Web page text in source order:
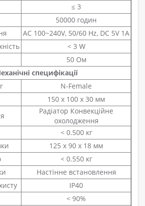
≤ 3
50000 годин
AC 100~240V, 50/60 Hz, DC 5V 1A
< 3 W
50 Ом
специфікації
N-Female
150 x 100 x 30 мм
Радіатор Конвекційне
охолодження
< 0.500 кг
125 х 90 х 18 мм
< 0.550 кг
Настінне встановлення
IP40
< 90%